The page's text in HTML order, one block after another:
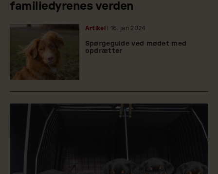
familiedyrenes verden
Artikel | 16. jan 2024
Spørgeguide ved mødet med
opdrætter